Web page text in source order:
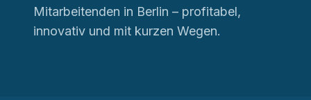
Mitarbeitenden in Berlin – profitabel,
innovativ und mit kurzen Wegen.